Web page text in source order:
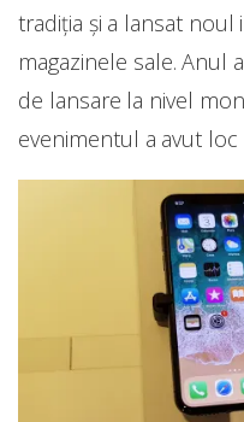
tradiția și a lansat
magazinele sale. Anul
de lansare la nivel
evenimentul a avut loc